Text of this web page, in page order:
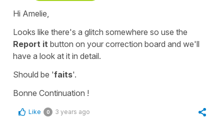
Hi Amelie,
Looks like there's a glitch somewhere so use the
Report it button on your correction board and we'll
have a look at it in detail.
Should be 'faits'.
Bonne Continuation !
Like 0 3 years ago